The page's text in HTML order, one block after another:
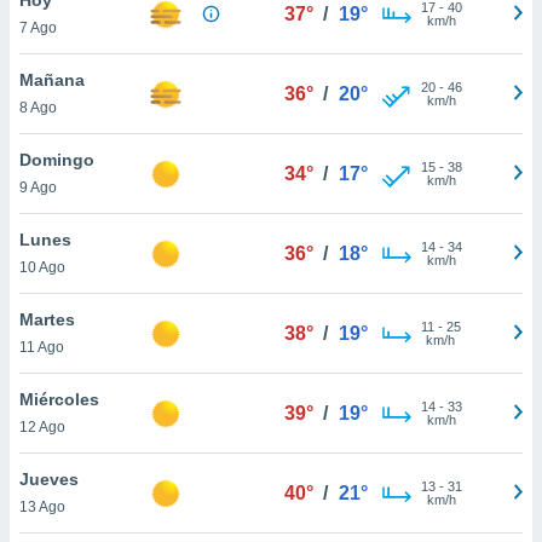
y
en
más
de
7 Ago
37° / 19° 17- 40
km/h
Mañana
8 Ago
36° / 20° 20- 46
km/h
Domingo
9 Ago
34° / 17° 15- 38
km/h
Lunes
10 Ago
36° / 18° 14- 34
km/h
Martes
11 Ago
38° / 19° 11 - 25
km/h
Miércoles
12 Ago
39° / 19° 14- 33
km/h
Jueves
13 Ago
40° / 21° 13- 31
km/h